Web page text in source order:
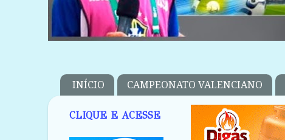
INÍCIO CAMPEONATO VALENCIANO
CLIQUE E ACESSE